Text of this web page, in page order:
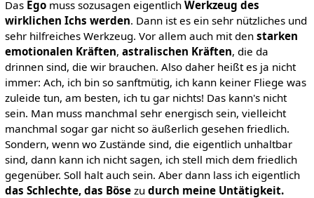
Das Egomuss sozusagen eigentlich Werkzeug des
wirklichen Ichs werden. Dann ist es ein sehr nützliches und
sehr hilfreiches Werkzeug. Vor allem auch mit den starken
emotionalen Kräften, astralischen Kräften, die da
drinnen sind, die wir brauchen. Also daher heißt es ja nicht
immer: Ach, ich bin so sanftmütig, ich kann keiner Fliege was
zuleide tun, am besten, ich tu gar nichts! Das kann's nicht
sein. Man muss manchmal sehr energisch sein, vielleicht
manchmal sogar gar nicht so äußerlich gesehen friedlich.
Sondern, wenn wo Zustände sind, die eigentlich unhaltbar
sind, dann kann ich nicht sagen, ich stell mich dem friedlich
gegenüber. Soll halt auch sein. Aber dann lass ich eigentlich
das Schlechte, das Bösezu durch meine Untätigkeit.